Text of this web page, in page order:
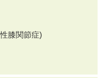
膝関節症)